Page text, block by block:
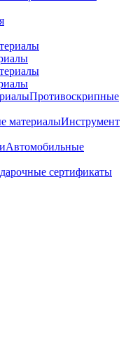
Противоскрипные
Инструмент
Автомобильные
сертификаты